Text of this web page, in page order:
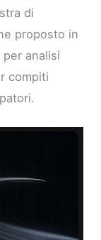
di
proposto in
analisi
compiti